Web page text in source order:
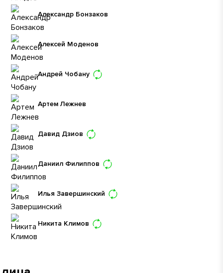
Александр Бонзаков
Алексей Моденов
Андрей Чобану
Артем Лежнев
Давид Дзиов
Даниил Филиппов
Илья Завершинский
Никита Климов